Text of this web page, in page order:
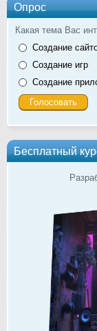
Опрос
Какая тема Вас
Создание
Создание игр
Создание
Бесплатный